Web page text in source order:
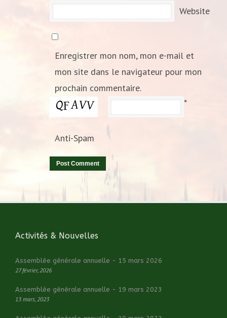
Website
Enregistrer mon nom, mon e-mail et
mon site dans le navigateur pour mon
prochain commentaire.
Anti-Spam
*
Activités & Nouvelles
Assemblée générale annuelle - 15 mars 2026
27 février, 2026
Assemblée générale annuelle - 19 mars 2023
13 mars, 2023